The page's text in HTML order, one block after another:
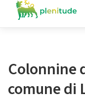
Colonnine
comune di